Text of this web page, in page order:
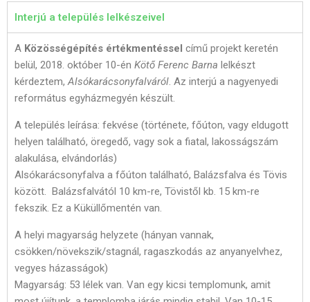
Interjú a település lelkészeivel
A Közösségépítés értékmentéssel című projekt keretén
belül, 2018. október 10-én Kötő Ferenc Barna lelkészt
kérdeztem,Alsókarácsonyfalváról. Az interjú a nagyenyedi
református egyházmegyén készült.
A település leírása: fekvése (története, főúton, vagy eldugott
helyen található, öregedő, vagy sok a fiatal, lakosságszám
alakulása, elvándorlás)
Alsókarácsonyfalva a főúton található, Balázsfalva és Tövis
között. Balázsfalvától 10 km-re, Tövistől kb. 15 km-re
fekszik. Ez a Küküllőmentén van.
A helyi magyarság helyzete (hányan vannak,
csökken/növekszik/stagnál, ragaszkodás az anyanyelvhez,
vegyes házasságok)
Magyarság: 53 lélek van. Van egy kicsi templomunk, amit